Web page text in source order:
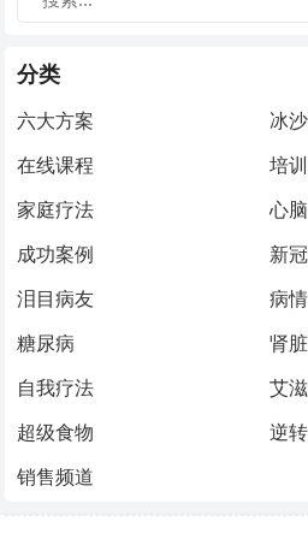
分类
六大方案
冰
在线课程
培
家庭疗法
心
成功案例
新
泪目病友
病
糖尿病
肾
自我疗法
艾
超级食物
逆
销售频道